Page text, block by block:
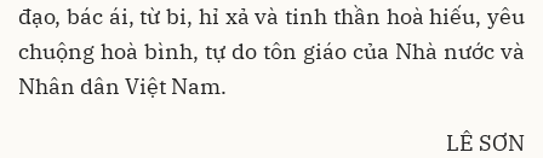
đạo, bác ái, từ bi, hỉ xả và tinh thần hoà hiếu, yêu
chuộng hoà bình, tự do tôn giáo của Nhà nước và
Nhân dân Việt Nam.
LÊ SƠN